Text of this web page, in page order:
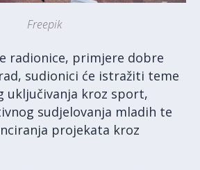
Freepik
radionice, primjere dobre
sudionici će istražiti teme
uključivanja kroz sport,
sudjelovanja mladih te
projekata kroz